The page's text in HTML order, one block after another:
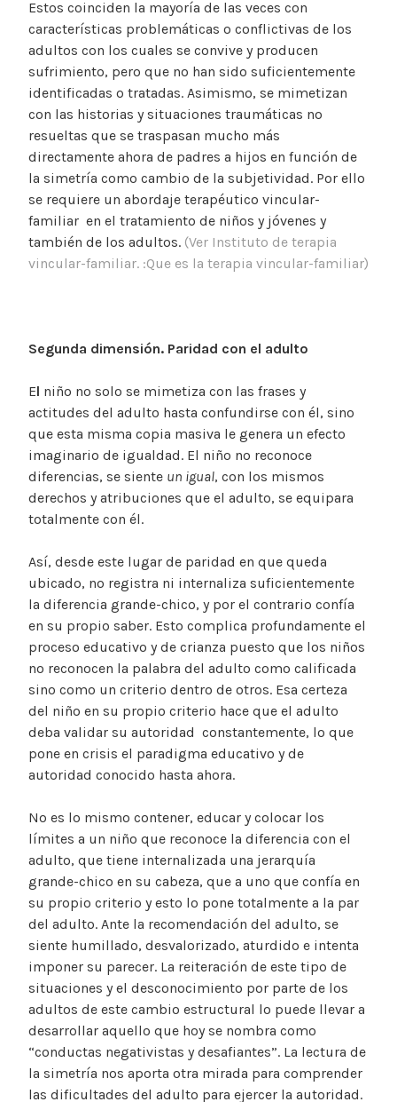
Estos coinciden la mayoría de las veces con
características problemáticas o conflictivas de los
adultos con los cuales se convive y producen
sufrimiento, pero que no han sido suficientemente
identificadas o tratadas. Asimismo, se mimetizan
con las historias y situaciones traumáticas no
resueltas que se traspasan mucho más
directamente ahora de padres a hijos en función de
la simetría como cambio de la subjetividad. Por ello
se requiere un abordaje terapéutico vincular-
familiar en el tratamiento de niños y jóvenes y
también de los adultos. (Ver Instituto de terapia
vincular-familiar. :Que es la terapia vincular-familiar)
Segunda dimensión. Paridad con el adulto
El niño no solo se mimetiza con las frases y
actitudes del adulto hasta confundirse con él, sino
que esta misma copia masiva le genera un efecto
imaginario de igualdad. El niño no reconoce
diferencias, se siente un igual, con los mismos
derechos y atribuciones que el adulto, se equipara
totalmente con él.
Así, desde este lugar de paridad en que queda
ubicado, no registra ni internaliza suficientemente
la diferencia grande-chico, y por el contrario confía
en su propio saber. Esto complica profundamente el
proceso educativo y de crianza puesto que los niños
no reconocen la palabra del adulto como calificada
sino como un criterio dentro de otros. Esa certeza
del niño en su propio criterio hace que el adulto
deba validar su autoridad constantemente, lo que
pone en crisis el paradigma educativo y de
autoridad conocido hasta ahora.
No es lo mismo contener, educar y colocar los
límites a un niño que reconoce la diferencia con el
adulto, que tiene internalizada una jerarquía
grande-chico en su cabeza, que a uno que confía en
su propio criterio y esto lo pone totalmente a la par
del adulto. Ante la recomendación del adulto, se
siente humillado, desvalorizado, aturdido e intenta
imponer su parecer. La reiteración de este tipo de
situaciones y el desconocimiento por parte de los
adultos de este cambio estructural lo puede llevar a
desarrollar aquello que hoy se nombra como
“conductas negativistas y desafiantes”. La lectura de
la simetría nos aporta otra mirada para comprender
las dificultades del adulto para ejercer la autoridad.